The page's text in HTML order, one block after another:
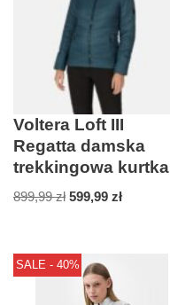
Voltera Loft III
Regatta damska
trekkingowa kurtka
899,99zł 599,99 zł
SALE - 40%